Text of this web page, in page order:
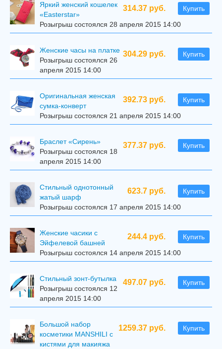
314.37 руб. Купить
Яркий женский кошелек
«Easterstar»
Розыгрыш состоялся 28 апреля 2015 14:00
304.29 руб. Купить
Женские часы на платке
Розыгрыш состоялся 26
апреля 2015 14:00
392.73 руб. Купить
Оригинальная женская
сумка-конверт
Розыгрыш состоялся 21 апреля 2015 14:00
377.37 руб. Купить
Браслет «Сирень»
Розыгрыш состоялся 18
апреля 2015 14:00
623.7 руб. Купить
Стильный однотонный
жатый шарф
Розыгрыш состоялся 17 апреля 2015 14:00
244.4 руб. Купить
Женские часики с
Эйфелевой башней
Розыгрыш состоялся 14 апреля 2015 14:00
497.07 руб. Купить
Стильный зонт-бутылка
Розыгрыш состоялся 12
апреля 2015 14:00
1259.37 руб. Купить
Большой набор
косметики MANSHILI с
кистями для макияжа